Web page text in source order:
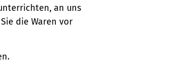
an uns
die Waren vor